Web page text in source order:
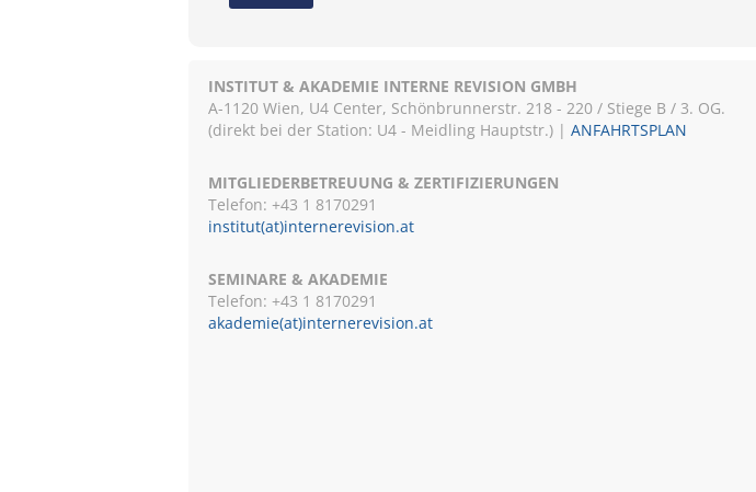
INSTITUT & AKADEMIE INTERNE REVISION GMBH
A-1120 Wien, U4 Center, Schönbrunnerstr. 218 - 220 / Stiege B / 3. OG.
(direkt bei der Station: U4 - Meidling Hauptstr.) | ANFAHRTSPLAN
MITGLIEDERBETREUUNG & ZERTIFIZIERUNGEN
Telefon: +43 1 8170291
institut(at)internerevision.at
SEMINARE & AKADEMIE
Telefon: +43 1 8170291
akademie(at)internerevision.at